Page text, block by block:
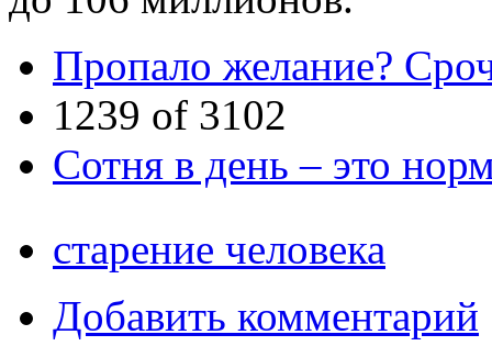
Пропало желание?
1239 of 3102
Сотня в день – это
старение человека
Добавить комментарий